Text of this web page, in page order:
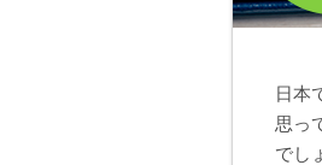
日本
思っ
でし